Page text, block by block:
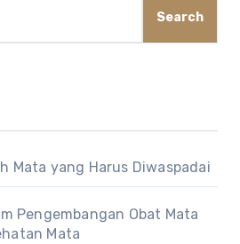
Search
Mata yang Harus Diwaspadai
Pengembangan Obat Mata
Mata